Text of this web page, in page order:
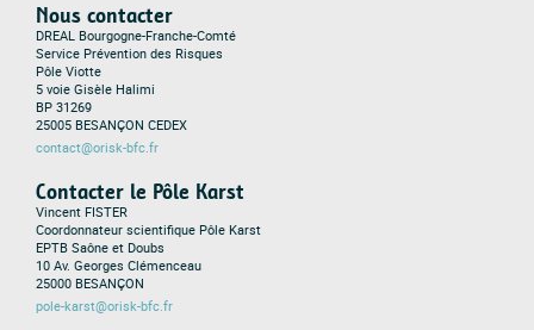
Nous contacter
DREAL Bourgogne-Franche-Comté
Service Prévention des Risques
Pôle Viotte
5 voie Gisèle Halimi
BP 31269
25005 BESANÇON CEDEX
contact@orisk-bfc.fr
Contacter le Pôle Karst
Vincent FISTER
Coordonnateur scientifique Pôle Karst
EPTB Saône et Doubs
10 Av. Georges Clémenceau
25000 BESANÇON
pole-karst@orisk-bfc.fr